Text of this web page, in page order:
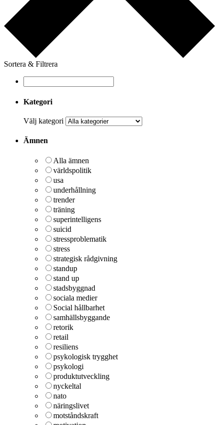
Sortera & Filtrera
Kategori
Välj kategori
Ämnen
Alla ämnen
världspolitik
usa
underhållning
trender
träning
superintelligens
suicid
stressproblematik
stress
strategisk rådgivning
standup
stand up
stadsbyggnad
sociala medier
Social hållbarhet
samhällsbyggande
retorik
retail
resiliens
psykologisk trygghet
psykologi
produktutveckling
nyckeltal
nato
näringslivet
motståndskraft